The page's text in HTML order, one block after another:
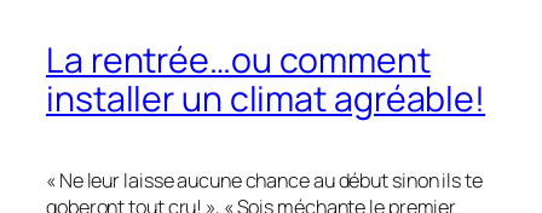
La rentrée…ou comment
installer un climat agréable!
« Ne leur laisse aucune chance au début sinon ils te
goberont tout cru! », « Sois méchante le premier